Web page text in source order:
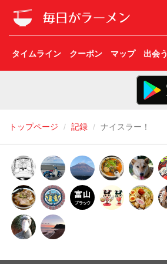
タイムライン クーポン マップ 出会う
トップページ 記録 ナイスラー！